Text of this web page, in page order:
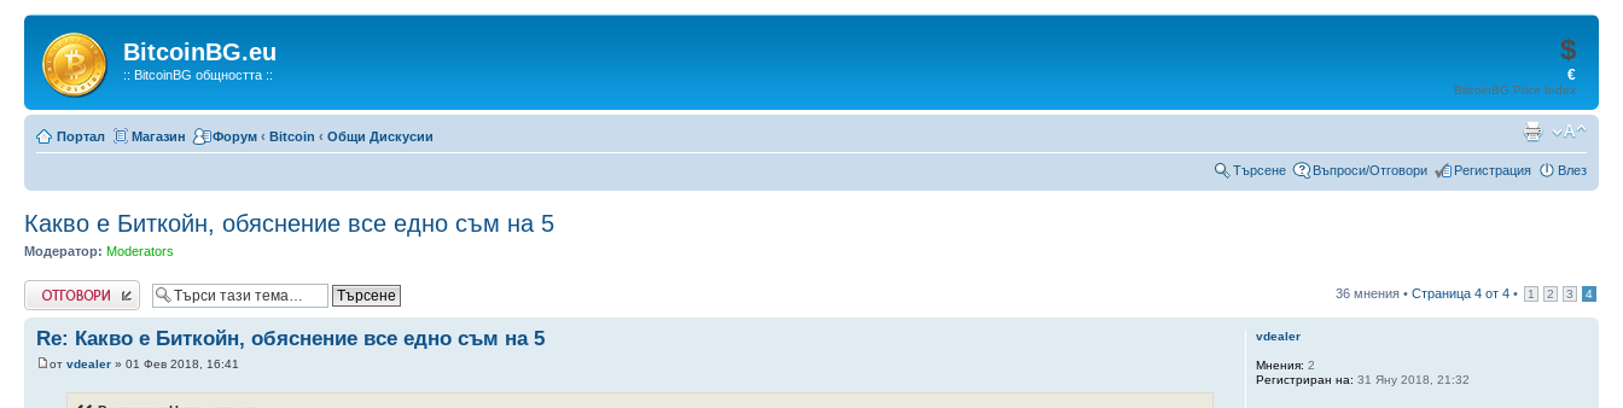
BitcoinBG.eu
:: BitcoinBG общността ::
$
€
BitcoinBG Price Index
Портал Магазин Форум ‹ Bitcoin ‹ Общи Дискусии
Търсене Въпроси/Отговори Регистрация Влез
Какво е Биткойн, обяснение все едно съм на 5
Модератор: Moderators
Напиши коментар 36 мнения • Страница 4 от 4 • 1 2 3 4
Re: Какво е Биткойн, обяснение все едно съм на 5
от vdealer » 01 Фев 2018, 16:41
vdealer
Мнения: 2
Регистриран на: 31 Яну 2018, 21:32